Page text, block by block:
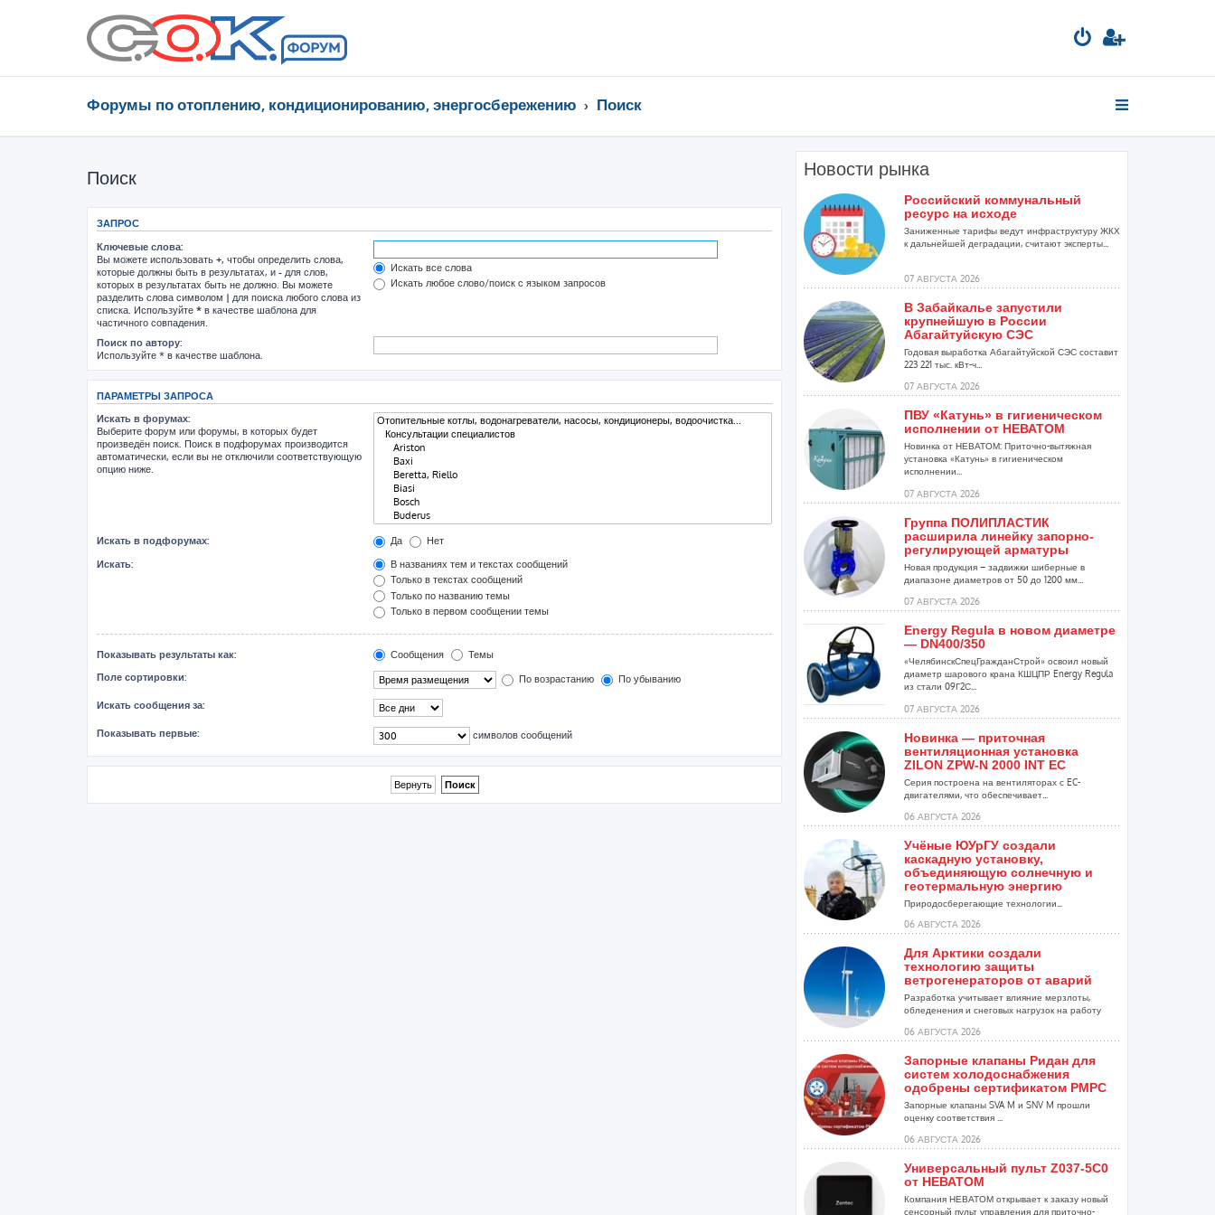
Форумы по отоплению, кондиционированию, энергосбережению Поиск
Поиск
ЗАПРОС
Ключевые слова:
Вы можете использовать +, чтобы определить слова,
которые должны быть в результатах, и - для слов,
которых в результатах быть не должно. Вы можете
разделить слова символом | для поиска любого слова из
списка. Используйте * в качестве шаблона для
частичного совпадения.
Искать все слова
Искать любое слово/поиск с языком запросов
Поиск по автору:
Используйте * в качестве шаблона.
ПАРАМЕТРЫ ЗАПРОСА
Искать в форумах:
Выберите форум или форумы, в которых будет
произведён поиск. Поиск в подфорумах производится
автоматически, если вы не отключили соответствующую
опцию ниже.
Искать в подфорумах: Да
Нет
Искать:
В названиях тем и текстах сообщений
Только в текстах сообщений
Только по названию темы
Только в первом сообщении темы
Показывать результаты как: Сообщения
Темы
Поле сортировки:
По возрастанию По убыванию
Искать сообщения за:
Показывать первые: символов сообщений
Новости рынка
Российский коммунальный
ресурс на исходе
Заниженные тарифы ведут инфраструктуру ЖКХ
к дальнейшей деградации, считают эксперты...
07 АВГУСТА 2026
В Забайкалье запустили
крупнейшую в России
Абагайтуйскую СЭС
Годовая выработка Абагайтуйской СЭС составит
223 221 тыс. кВт-ч...
07 АВГУСТА 2026
ПВУ «Катунь» в гигиеническом
исполнении от НЕВАТОМ
Новинка от НЕВАТОМ: Приточно-вытяжная
установка «Катунь» в гигиеническом
исполнении...
07 АВГУСТА 2026
Группа ПОЛИПЛАСТИК
расширила линейку запорно-
регулирующей арматуры
Новая продукция – задвижки шиберные в
диапазоне диаметров от 50 до 1200 мм...
07 АВГУСТА 2026
Energy Regula в новом диаметре
— DN400/350
«ЧелябинскСпецГражданСтрой» освоил новый
диаметр шарового крана КШЦПР Energy Regula
из стали 09Г2С...
07 АВГУСТА 2026
Новинка — приточная
вентиляционная установка
ZILON ZPW-N 2000 INT EC
Серия построена на вентиляторах с EC-
двигателями, что обеспечивает...
06 АВГУСТА 2026
Учёные ЮУрГУ создали
каскадную установку,
объединяющую солнечную и
геотермальную энергию
Природосберегающие технологии...
06 АВГУСТА 2026
Для Арктики создали
технологию защиты
ветрогенераторов от аварий
Разработка учитывает влияние мерзлоты,
обледенения и снеговых нагрузок на работу
06 АВГУСТА 2026
Запорные клапаны Ридан для
систем холодоснабжения
одобрены сертификатом РМРС
Запорные клапаны SVA M и SNV M прошли
оценку соответствия ...
06 АВГУСТА 2026
Универсальный пульт Z037-5C0
от НЕВАТОМ
Компания НЕВАТОМ открывает к заказу новый
сенсорный пульт управления для приточно-